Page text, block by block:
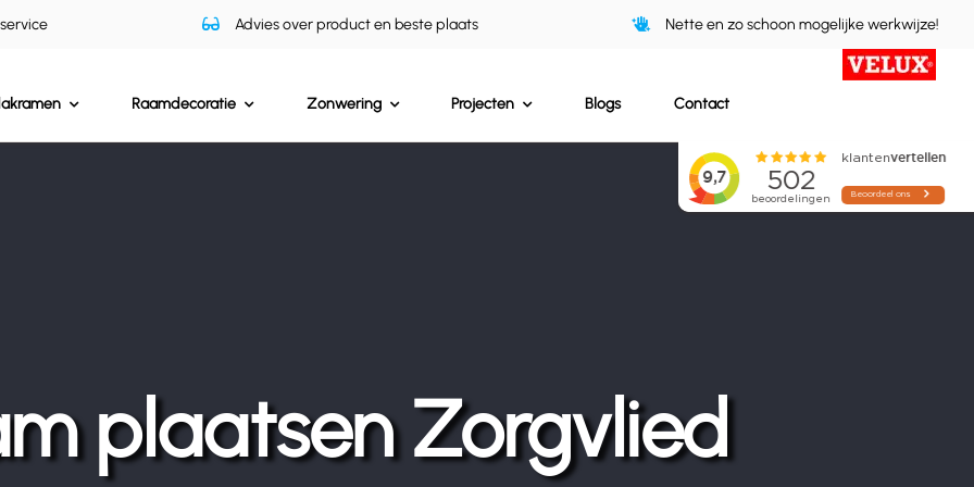
Advies over product en beste plaats Nette en zo schoon mogelijke werkwijze!
Raamdecoratie Zonwering Projecten Blogs Contact
plaatsen Zorgvlied